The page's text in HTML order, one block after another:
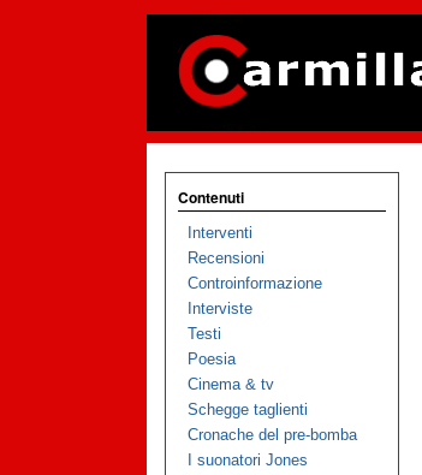
Contenuti
Interventi
Recensioni
Controinformazione
Interviste
Testi
Poesia
Cinema & tv
Schegge taglienti
Cronache del pre-bomba
I suonatori Jones